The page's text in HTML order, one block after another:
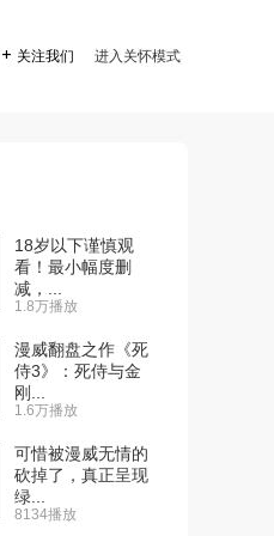
 关注我们 进入关怀模式
18岁以下谨慎观
看！最小幅度删
减，...
1.8万播放
漫威翻盘之作《死
侍3》：死侍与金
刚...
1.6万播放
可惜被漫威无情的
砍掉了，真正呈现
绿...
8134播放